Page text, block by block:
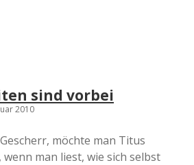
sind vorbei
2010
möchte man Titus
man liest, wie sich selbst